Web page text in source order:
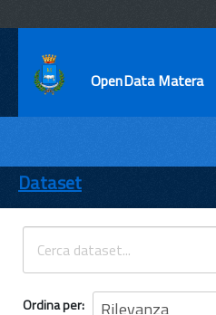
OpenData Matera
ENTI
TEMI
INFORMAZIONI
Dataset
Ordina per